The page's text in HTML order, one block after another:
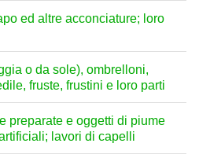
ed altre acconciature; loro
o da sole), ombrelloni,
fruste, frustini e loro parti
preparate e oggetti di piume
lavori di capelli